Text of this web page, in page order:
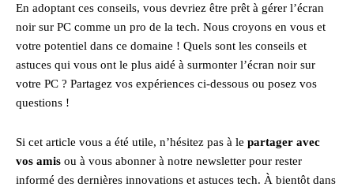
En adoptant ces conseils, vous devriez être prêt à gérer l’écran
noir sur PC comme un pro de la tech. Nous croyons en vous et
votre potentiel dans ce domaine ! Quels sont les conseils et
astuces qui vous ont le plus aidé à surmonter l’écran noir sur
votre PC ? Partagez vos expériences ci-dessous ou posez vos
questions !
Si cet article vous a été utile, n’hésitez pas à le partager avec
vos amis ou à vous abonner à notre newsletter pour rester
informé des dernières innovations et astuces tech. À bientôt dans